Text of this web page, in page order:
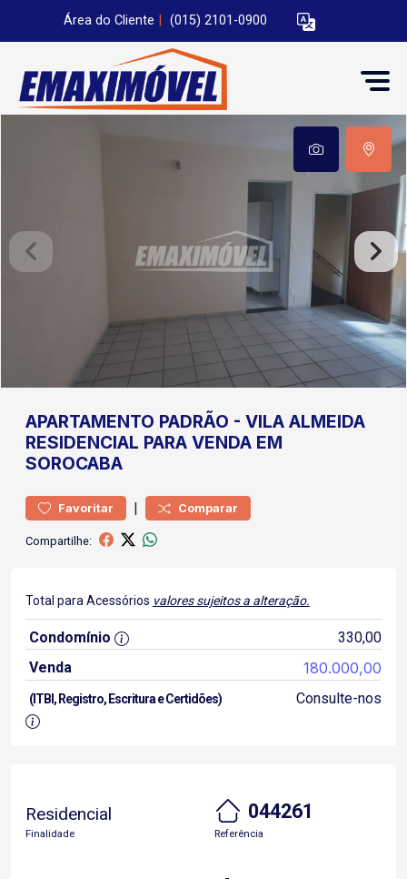
Área do Cliente (015) 2101-0900
APARTAMENTO PADRÃO - VILA ALMEIDA
RESIDENCIAL PARA VENDA EM
SOROCABA
Favoritar | Comparar
Compartilhe:
Total para Acessórios valores sujeitos a alteração.
Condomínio
330,00
Venda
180.000,00
(ITBI, Registro, Escritura e Certidões) Consulte-nos
Residencial
Finalidade
044261
Referência